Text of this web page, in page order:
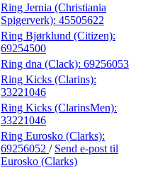
Ring Jernia (Christiania
Spigerverk): 45505622
Ring Bjørklund (Citizen):
69254500
Ring dna (Clack): 69256053
Ring Kicks (Clarins):
33221046
Ring Kicks (ClarinsMen):
33221046
Ring Eurosko (Clarks):
69256052 / Send e-post til
Eurosko (Clarks)